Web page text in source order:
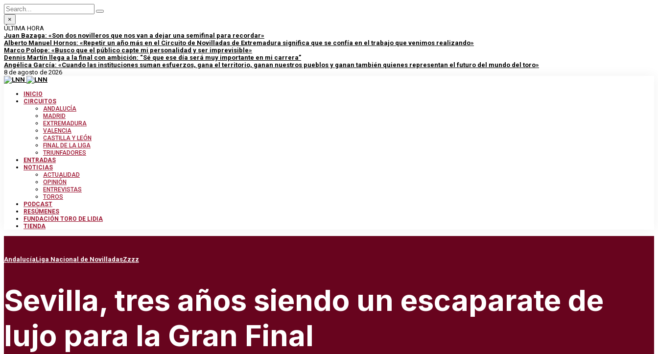
×
ÚLTIMA HORA
Juan Bazaga: «Son dos novilleros que nos van a dejar una semifinal para recordar»
Alberto Manuel Hornos: «Repetir un año más en el Circuito de Novilladas de Extremadura significa que se confía en el trabajo que venimos realizando»
Marco Polope: «Busco que el público capte mi personalidad y ser imprevisible»
Dennis Martín llega a la final con ambición: “Sé que ese día será muy importante en mi carrera”
Angélica García: «Cuando las instituciones suman esfuerzos, gana el territorio, ganan nuestros pueblos y ganan también quienes representan el futuro del mundo del toro»
8 de agosto de 2026
INICIO
CIRCUITOS
ANDALUCÍA
MADRID
EXTREMADURA
VALENCIA
CASTILLA Y LEÓN
FINAL DE LA LIGA
TRIUNFADORES
ENTRADAS
NOTICIAS
ACTUALIDAD
OPINIÓN
ENTREVISTAS
TOROS
PODCAST
RESÚMENES
FUNDACIÓN TORO DE LIDIA
TIENDA
AndalucíaLiga Nacional de NovilladasZzzz
Sevilla, tres años siendo un escaparate de
lujo para la Gran Final